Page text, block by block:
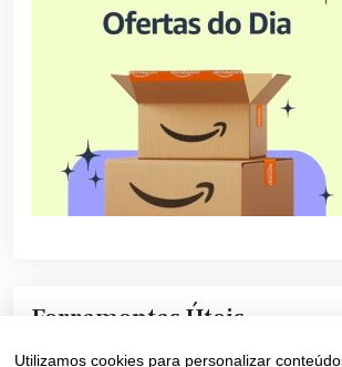
Ferramentas Úteis
Utilizamos cookies para personalizar